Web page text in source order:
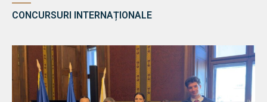
CONCURSURI INTERNAȚIONALE